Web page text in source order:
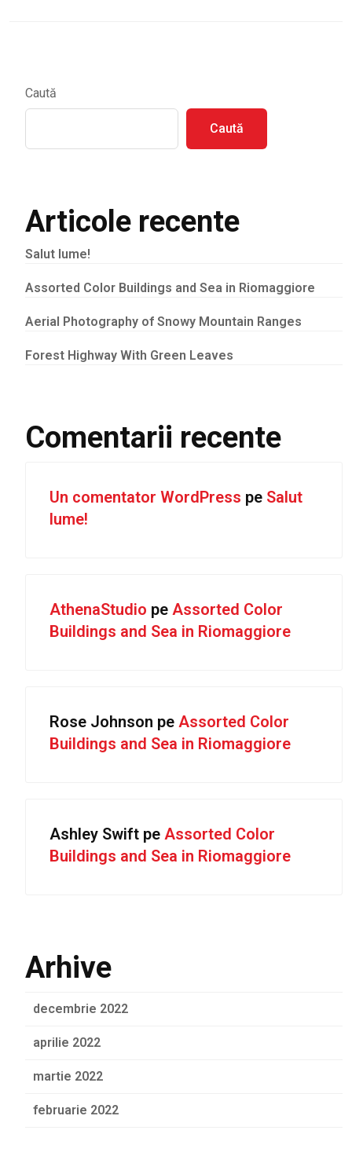
Caută
Caută
Articole recente
Salut lume!
Assorted Color Buildings and Sea in Riomaggiore
Aerial Photography of Snowy Mountain Ranges
Forest Highway With Green Leaves
Comentarii recente
Un comentator WordPress pe Salut
lume!
AthenaStudio pe Assorted Color
Buildings and Sea in Riomaggiore
Rose Johnson pe Assorted Color
Buildings and Sea in Riomaggiore
Ashley Swift pe Assorted Color
Buildings and Sea in Riomaggiore
Arhive
decembrie 2022
aprilie 2022
martie 2022
februarie 2022